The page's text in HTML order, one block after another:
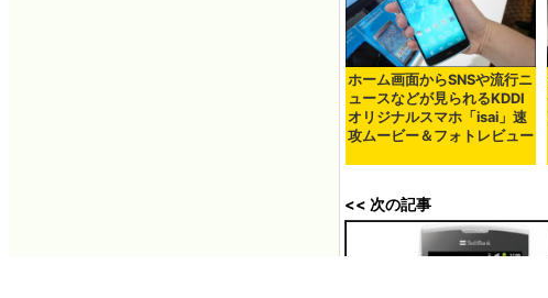
ホーム画面からSNSや流行ニ
ュースなどが見られるKDDI
オリジナルスマホ「isai」速
攻ムービー＆フォトレビュー
<< 次の記事